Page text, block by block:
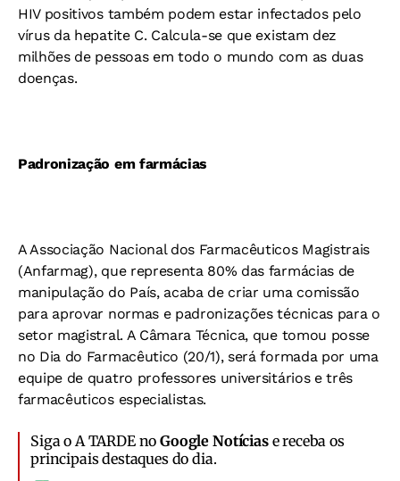
HIV positivos também podem estar infectados pelo
vírus da hepatite C. Calcula-se que existam dez
milhões de pessoas em todo o mundo com as duas
doenças.
Padronização em farmácias
A Associação Nacional dos Farmacêuticos Magistrais
(Anfarmag), que representa 80% das farmácias de
manipulação do País, acaba de criar uma comissão
para aprovar normas e padronizações técnicas para o
setor magistral. A Câmara Técnica, que tomou posse
no Dia do Farmacêutico (20/1), será formada por uma
equipe de quatro professores universitários e três
farmacêuticos especialistas.
Siga o A TARDE noGoogle Notíciase receba os
principais destaques do dia.